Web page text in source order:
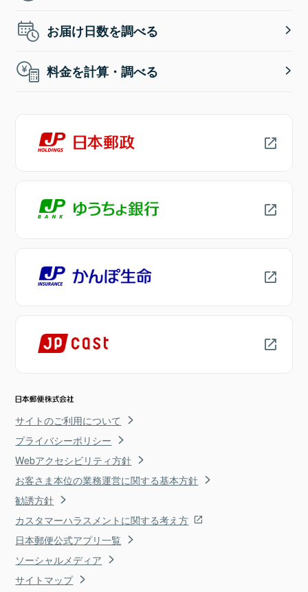
お届け日数を調べる
料金を計算・調べる
サイトのご利用について
プライバシーポリシー
Webアクセシビリティ方針
お客さま本位の業務運営に関する基本方針
勧誘方針
カスタマーハラスメントに関する考え方
日本郵便公式アプリ一覧
ソーシャルメディア
サイトマップ